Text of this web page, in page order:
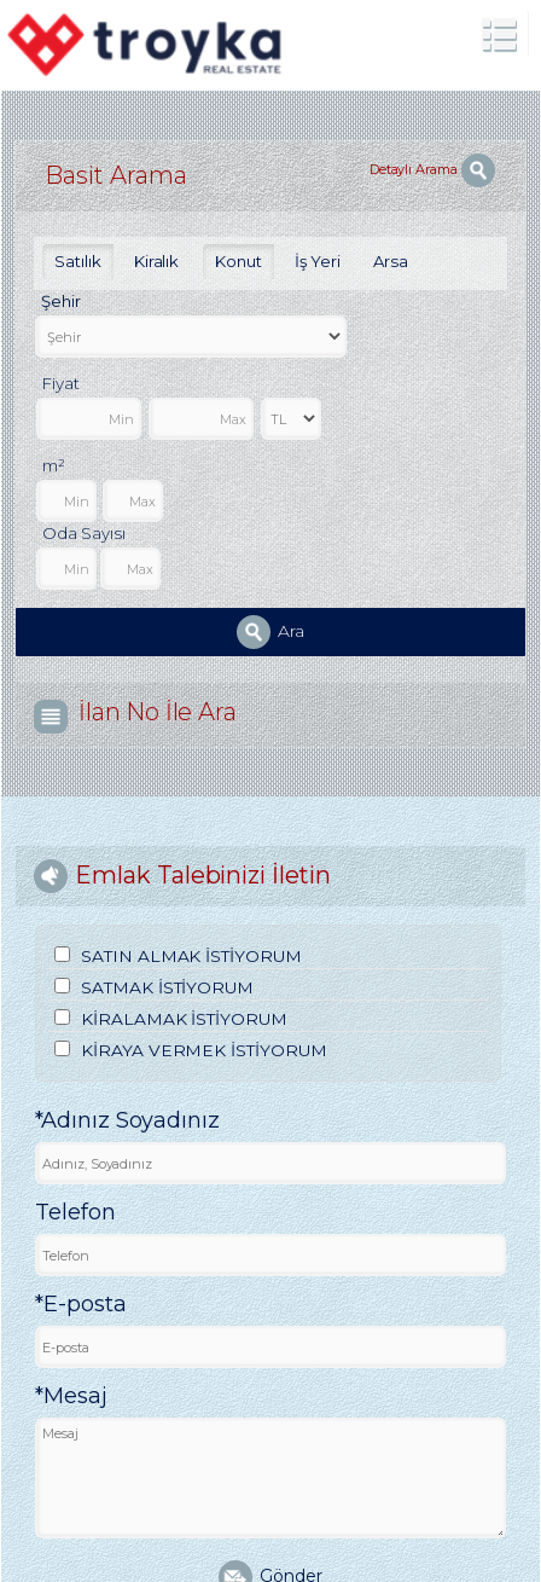
Basit Arama Detaylı Arama
Satılık Kiralık Konut İş Yeri Arsa
Şehir
Fiyat
m²
Oda Sayısı
Ara
İlan No İle Ara
Emlak Talebinizi İletin
SATIN ALMAK İSTİYORUM
SATMAK İSTİYORUM
KİRALAMAK İSTİYORUM
KİRAYA VERMEK İSTİYORUM
*Adınız Soyadınız
Telefon
*E-posta
*Mesaj
Gönder